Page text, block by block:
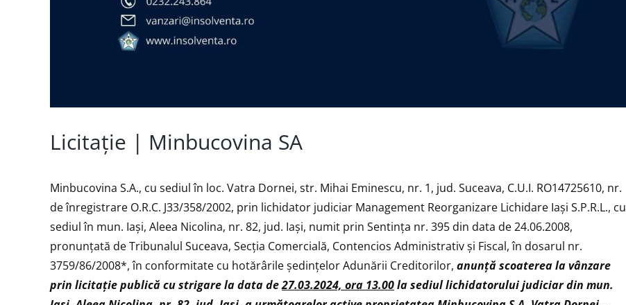
Licitație | Minbucovina SA
Minbucovina S.A., cu sediul în loc. Vatra Dornei, str. Mihai Eminescu, nr. 1, jud. Suceava, C.U.I. RO14725610, nr.
de înregistrare O.R.C. J33/358/2002, prin lichidator judiciar Management Reorganizare Lichidare Iaşi S.P.R.L., cu
sediul în mun. Iaşi, Aleea Nicolina, nr. 82, jud. Iaşi, numit prin Sentinţa nr. 395 din data de 24.06.2008,
pronunţată de Tribunalul Suceava, Secţia Comercială, Contencios Administrativ şi Fiscal, în dosarul nr.
3759/86/2008*, în conformitate cu hotărârile ședințelor Adunării Creditorilor, anunţăscoaterea la vânzare
prin licitaţie publică cu strigare la data de27.03.2024, ora 13.00la sediul lichidatorului judiciar din mun.